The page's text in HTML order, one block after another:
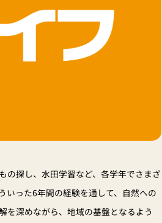
の探し、水田学習など、各学年でさまざ
いった6年間の経験を通して、自然への
を深めながら、地域の基盤となるよう